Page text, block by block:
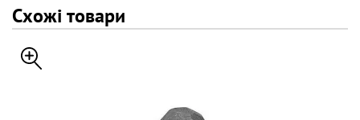
Схожі товари